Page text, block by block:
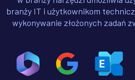
branży IT i użytkownikom
wykonywanie złożonych zadań